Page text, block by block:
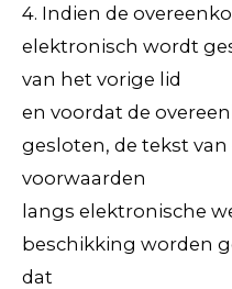
4. Indien de
elektronisch wordt
van het vorige lid
en voordat de
gesloten, de tekst
voorwaarden
langs elektronische
beschikking worden
dat